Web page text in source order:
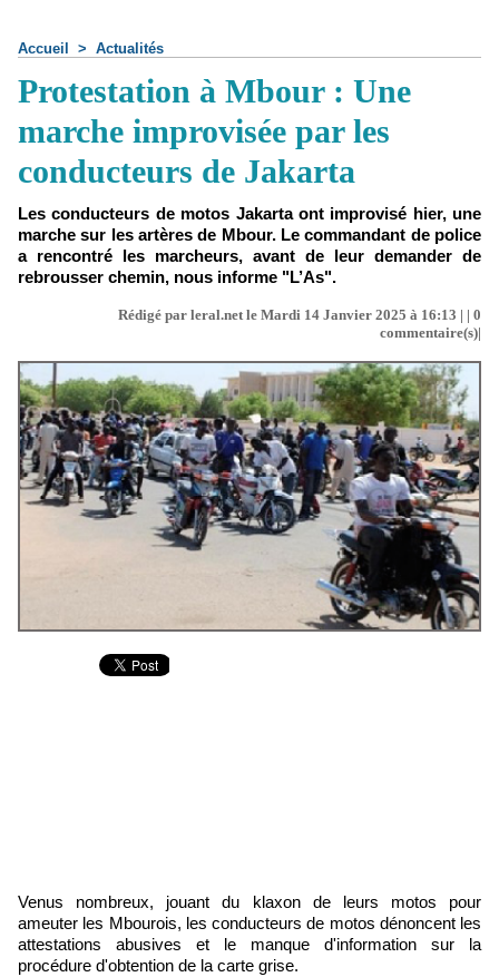
Accueil > Actualités
Protestation à Mbour : Une
marche improvisée par les
conducteurs de Jakarta
Les conducteurs de motos Jakarta ont improvisé hier, une
marche sur les artères de Mbour. Le commandant de police
a rencontré les marcheurs, avant de leur demander de
rebrousser chemin, nous informe "L’As".
Rédigé par leral.net le Mardi 14 Janvier 2025 à 16:13 | | 0
commentaire(s)|
Venus nombreux, jouant du klaxon de leurs motos pour
ameuter les Mbourois, les conducteurs de motos dénoncent les
attestations abusives et le manque d'information sur la
procédure d'obtention de la carte grise.